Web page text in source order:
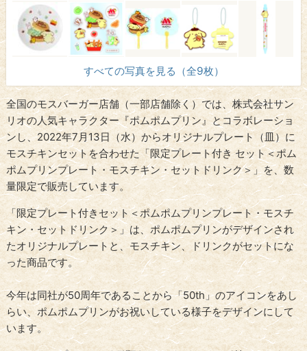
すべての写真を見る（全9枚）
全国のモスバーガー店舗（一部店舗除く）では、株式会社サン
リオの人気キャラクター『ポムポムプリン』とコラボレーショ
ンし、2022年7月13日（水）からオリジナルプレート（皿）に
モスチキンセットを合わせた「限定プレート付き セット＜ポム
ポムプリンプレート・モスチキン・セットドリンク＞」を、数
量限定で販売しています。
「限定プレート付きセット＜ポムポムプリンプレート・モスチ
キン・セットドリンク＞」は、ポムポムプリンがデザインされ
たオリジナルプレートと、モスチキン、ドリンクがセットにな
った商品です。
今年は同社が50周年であることから「50th」のアイコンをあし
らい、ポムポムプリンがお祝いしている様子をデザインにして
います。